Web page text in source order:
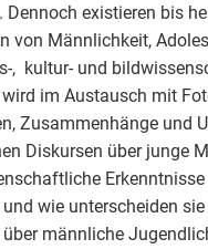
Dennoch existieren bis
von Männlichkeit,
, kultur- und
im Austausch mit
Zusammenhänge und
Diskursen über junge
wie unterscheiden
männliche